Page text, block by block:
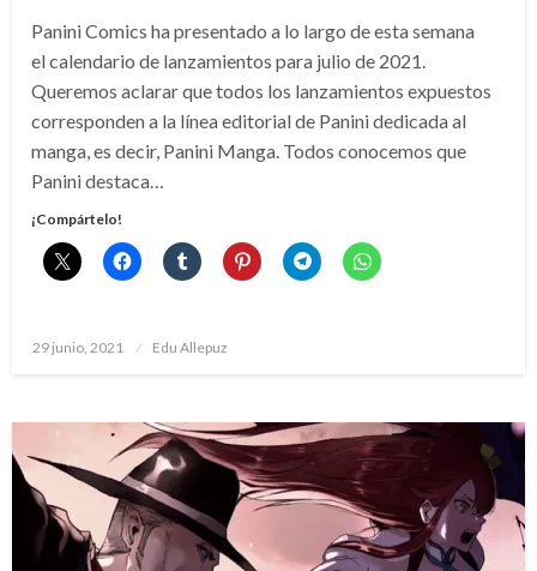
Panini Comics ha presentado a lo largo de esta semana
el calendario de lanzamientos para julio de 2021.
Queremos aclarar que todos los lanzamientos expuestos
corresponden a la línea editorial de Panini dedicada al
manga, es decir, Panini Manga. Todos conocemos que
Panini destaca…
¡Compártelo!
Publicado
29 junio, 2021 Edu Allepuz